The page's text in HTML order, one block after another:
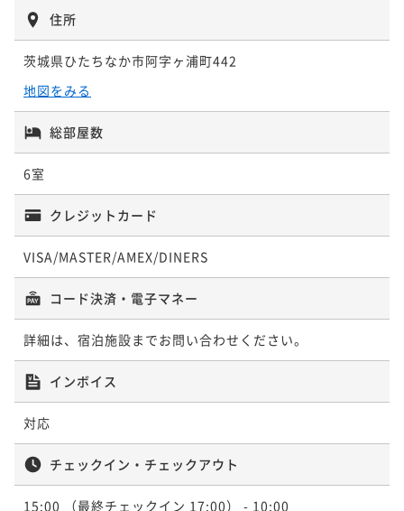
住所
茨城県ひたちなか市阿字ヶ浦町442
地図をみる
総部屋数
6室
クレジットカード
VISA/MASTER/AMEX/DINERS
コード決済・電子マネー
詳細は、宿泊施設までお問い合わせください。
インボイス
対応
チェックイン・チェックアウト
15:00 （最終チェックイン 17:00） - 10:00